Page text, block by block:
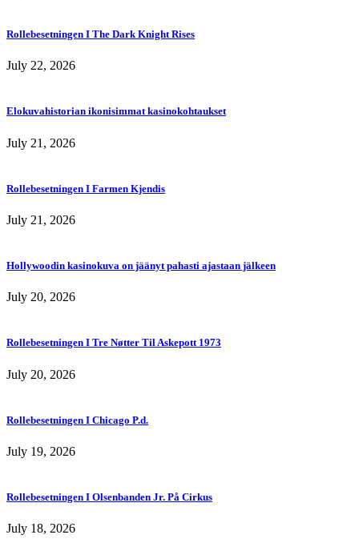
Rollebesetningen I The Dark Knight Rises
July 22, 2026
Elokuvahistorian ikonisimmat kasinokohtaukset
July 21, 2026
Rollebesetningen I Farmen Kjendis
July 21, 2026
Hollywoodin kasinokuva on jäänyt pahasti ajastaan jälkeen
July 20, 2026
Rollebesetningen I Tre Nøtter Til Askepott 1973
July 20, 2026
Rollebesetningen I Chicago P.d.
July 19, 2026
Rollebesetningen I Olsenbanden Jr. På Cirkus
July 18, 2026